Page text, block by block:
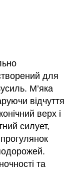
для
М’яка
відчуття
верх і
силует,
та